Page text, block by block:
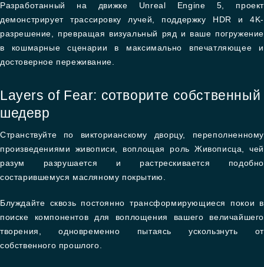
Разработанный на движке Unreal Engine 5, проект
демонстрирует трассировку лучей, поддержку HDR и 4K-
разрешение, превращая визуальный ряд и ваше погружение
в кошмарные сценарии в максимально впечатляющее и
достоверное переживание.
Layers of Fear: сотворите собственный
шедевр
Странствуйте по викторианскому дворцу, переполненному
произведениями живописи, воплощая роль Живописца, чей
разум разрушается и растрескивается подобно
состарившемуся масляному покрытию.
Блуждайте сквозь постоянно трансформирующиеся покои в
поиске компонентов для воплощения вашего величайшего
творения, одновременно пытаясь ускользнуть от
собственного прошлого.